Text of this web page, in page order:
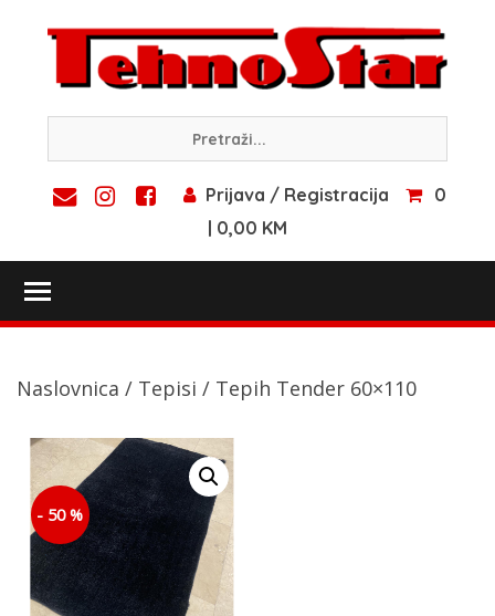
content
Prijava / Registracija
0
| 0,00 KM
Naslovnica / Tepisi / Tepih Tender 60×110
- 50 %